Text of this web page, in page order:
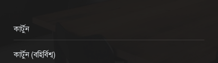
কার্টুন
কার্টুন (বহির্বিশ্ব)